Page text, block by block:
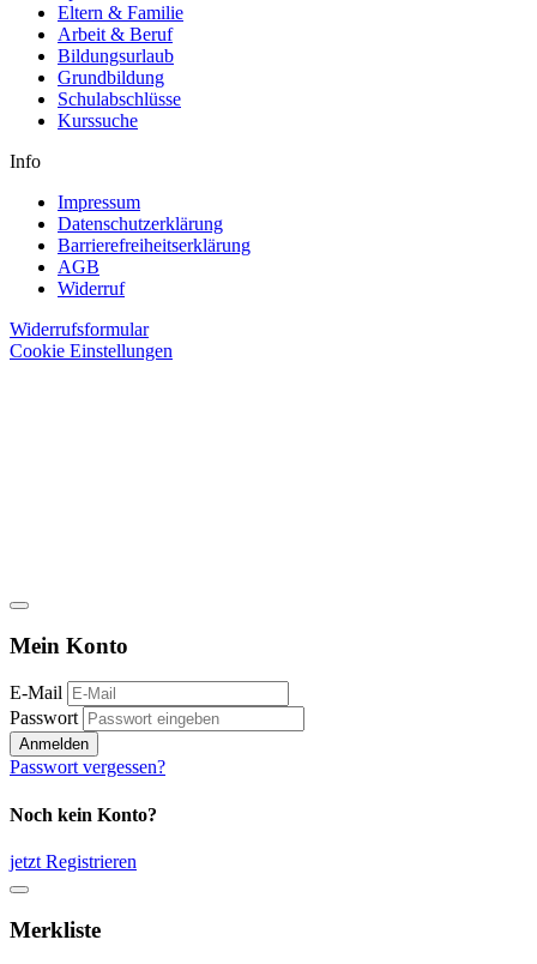
Eltern & Familie
Arbeit & Beruf
Bildungsurlaub
Grundbildung
Schulabschlüsse
Kurssuche
Info
Impressum
Datenschutzerklärung
Barrierefreiheitserklärung
AGB
Widerruf
Widerrufsformular
Cookie Einstellungen
Mein Konto
E-Mail
Passwort
Anmelden
Passwort vergessen?
Noch kein Konto?
jetzt Registrieren
Merkliste